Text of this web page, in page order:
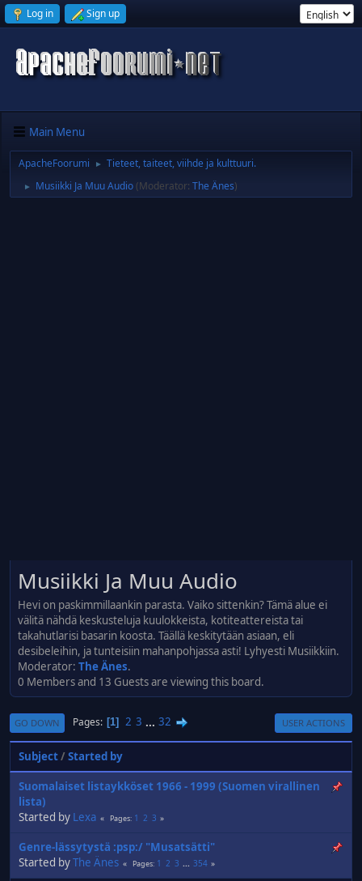
Log in Sign up
Main Menu
ApacheFoorumi ► Tieteet, taiteet, viihde ja kulttuuri.
► Musiikki Ja Muu Audio(Moderator: The Änes)
Musiikki Ja Muu Audio
Hevi on paskimmillaankin parasta. Vaiko sittenkin? Tämä alue ei
välitä nähdä keskusteluja kuulokkeista, kotiteattereista tai
takahutlarisi basarin koosta. Täällä keskitytään asiaan, eli
desibeleihin, ja tunteisiin mahanpohjassa asti! Lyhyesti Musiikkiin.
Moderator: The Änes.
0 Members and 13 Guests are viewing this board.
GO DOWN Pages 1 2 3 ... 32 USER ACTIONS
Subject/ Started by
Suomalaiset listaykköset 1966 - 1999 (Suomen virallinen
lista)
Started by Lexa Pages 1 2 3
Genre-lässytystä :psp:/ "Musatsätti"
Started byThe Änes Pages 1 2 3 ... 354